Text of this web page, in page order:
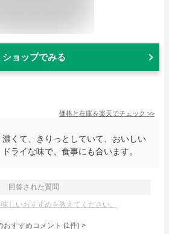
ショップでみる
価格と在庫を楽天でチェック >>
くて、きりっとしていて、おいしい
ライな味で、食事にも合います。
回答された質問
しいおすすめを教えてください。
おすすめコメント (1件) >